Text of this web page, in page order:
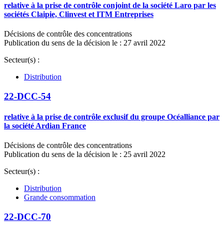
relative à la prise de contrôle conjoint de la société Laro par les
sociétés Claipie, Clinvest et ITM Entreprises
Décisions de contrôle des concentrations
Publication du sens de la décision le : 27 avril 2022
Secteur(s) :
Distribution
22-DCC-54
relative à la prise de contrôle exclusif du groupe Océalliance par
la société Ardian France
Décisions de contrôle des concentrations
Publication du sens de la décision le : 25 avril 2022
Secteur(s) :
Distribution
Grande consommation
22-DCC-70